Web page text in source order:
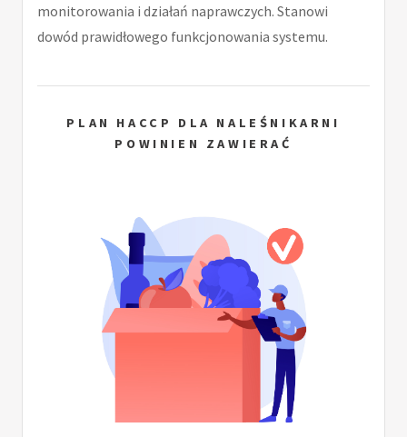
monitorowania i działań naprawczych. Stanowi
dowód prawidłowego funkcjonowania systemu.
PLAN HACCP DLA NALEŚNIKARNI
POWINIEN ZAWIERAĆ